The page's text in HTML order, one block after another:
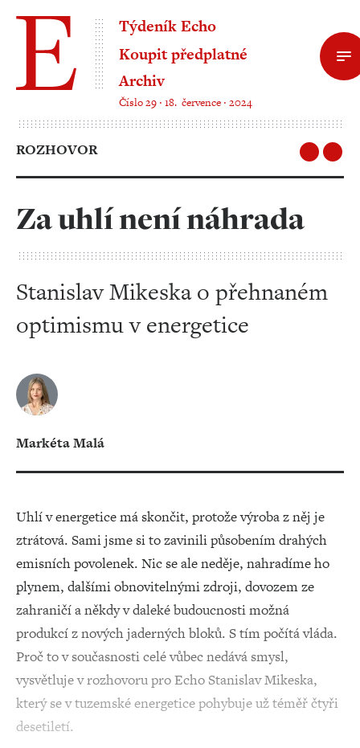
Týdeník Echo
Koupit předplatné
Archiv
Číslo 29 ‧ 18. července ‧ 2024
ROZHOVOR
Za uhlí není náhrada
Stanislav Mikeska o přehnaném
optimismu v energetice
Markéta Malá
Uhlí v energetice má skončit, protože výroba z něj je
ztrátová. Sami jsme si to zavinili působením drahých
emisních povolenek. Nic se ale neděje, nahradíme ho
plynem, dalšími obnovitelnými zdroji, dovozem ze
zahraničí a někdy v daleké budoucnosti možná
produkcí z nových jaderných bloků. S tím počítá vláda.
Proč to v současnosti celé vůbec nedává smysl,
vysvětluje v rozhovoru pro Echo Stanislav Mikeska,
který se v tuzemské energetice pohybuje už téměř čtyři
desetiletí.